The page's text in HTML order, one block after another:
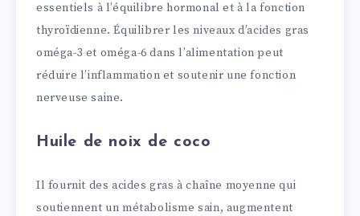
essentiels à l’équilibre hormonal et à la fonction
thyroïdienne. Équilibrer les niveaux d’acides gras
oméga-3 et oméga-6 dans l’alimentation peut
réduire l’inflammation et soutenir une fonction
nerveuse saine.
Huile de noix de coco
Il fournit des acides gras à chaîne moyenne qui
soutiennent un métabolisme sain, augmentent